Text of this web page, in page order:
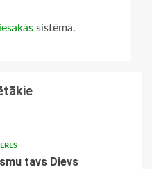
sistēmā.
tavs Dievs